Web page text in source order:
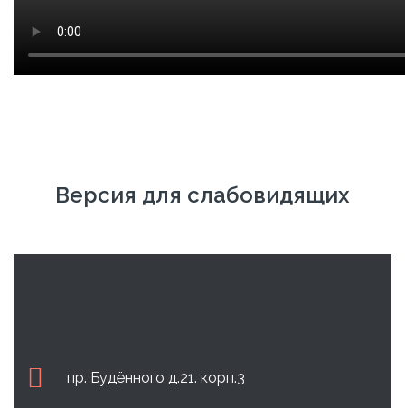
Версия для слабовидящих
пр. Будённого д.21. корп.3